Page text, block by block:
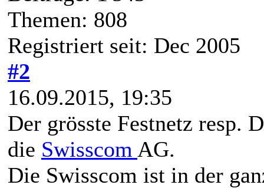
Themen: 808
Registriert seit: Dec 2005
#2
16.09.2015, 19:35
Der grösste Festnetz resp.
die Swisscom AG.
Die Swisscom ist in der